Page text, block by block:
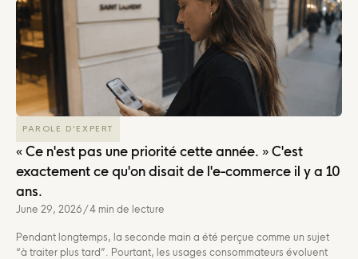
PAROLE D’EXPERT
« Ce n'est pas une priorité cette année. » C'est
exactement ce qu'on disait de l'e-commerce il y a 10
ans.
June 29, 2026 /4 min de lecture
Pendant longtemps, la seconde main a été perçue comme un sujet
“à traiter plus tard”. Pourtant, les usages consommateurs évoluent